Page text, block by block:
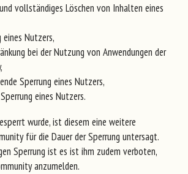
vollständiges Löschen von Inhalten eines
eines Nutzers,
bei der Nutzung von Anwendungen der
Sperrung eines Nutzers,
eines Nutzers.
wurde, ist diesem eine weitere
für die Dauer der Sperrung untersagt.
Sperrung ist es ist ihm zudem verboten,
anzumelden.